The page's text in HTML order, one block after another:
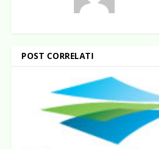
POST CORRELATI